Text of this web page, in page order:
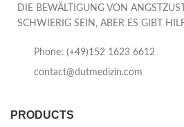
DIE BEWÄLTIGUNG VON
SCHWIERIG SEIN, ABER ES GIBT
Phone: (+49)152 1623 6612
contact@dutmedizin.com
PRODUCTS